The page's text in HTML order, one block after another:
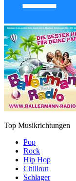
Top Musikrichtungen
Pop
Rock
Hip Hop
Chillout
Schlager